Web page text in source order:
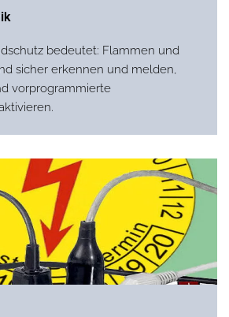
bedeutet: Flammen und
sicher erkennen und melden,
vorprogrammierte